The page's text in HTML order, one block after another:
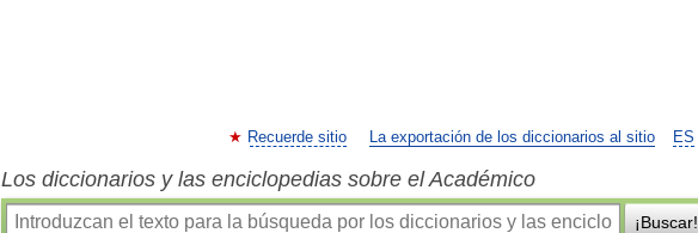
ES
Recuerde sitio La exportación de los diccionarios al sitio
Los diccionarios y las enciclopedias sobre el Académico
¡Buscar!